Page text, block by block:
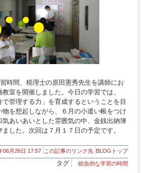
時間、税理士の原田憲秀先生を講師にお
室を開催しました。今日の学習では、
で管理する力」を育成するということを目
を想起しながら、６月の小遣い帳をつけ
気あいあいとした雰囲気の中、金銭出納簿
した。次回は７月１７日の予定です。
06月26日 17:57 この記事のリンク先 BLOGトップ
タグ 総合的な学習の時間